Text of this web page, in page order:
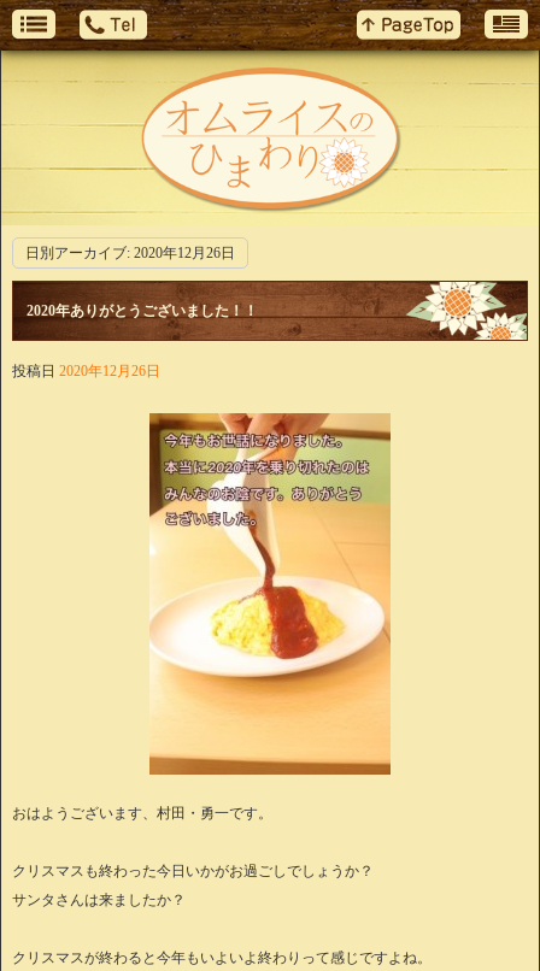
日別アーカイブ: 2020年12月26日
2020年ありがとうございました！！
投稿日 2020年12月26日
おはようございます、村田・勇一です。
クリスマスも終わった今日いかがお過ごしでしょうか？
サンタさんは来ましたか？
クリスマスが終わると今年もいよいよ終わりって感じですよね。